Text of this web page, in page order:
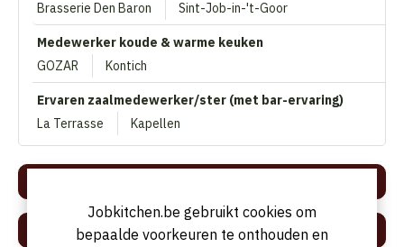
Brasserie Den Baron
Sint-Job-in-'t-Goor
Medewerker koude & warme keuken
GOZAR
Kontich
Ervaren zaalmedewerker/ster (met bar-ervaring)
La Terrasse
Kapellen
ADVERTENTIE PLAATSEN
Jobkitchen.be gebruikt cookies om
bepaalde voorkeuren te onthouden en